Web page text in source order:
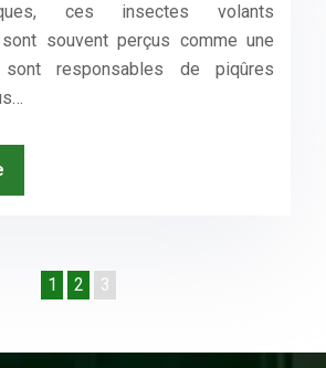
ces insectes volants
souvent perçus comme une
responsables de piqûres
1 2 3